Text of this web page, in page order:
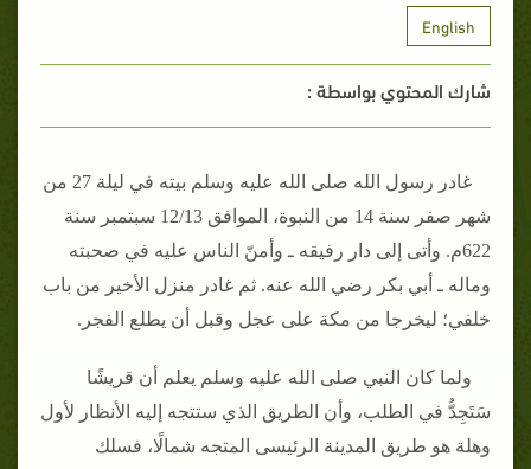
English
شارك المحتوي بواسطة :
غادر رسول الله صلى الله عليه وسلم بيته في ليلة 27 من
شهر صفر سنة 14 من النبوة، الموافق 12/13 سبتمبر سنة
622م‏.‏ وأتى إلى دار رفيقه ـ وأمنّ الناس عليه في صحبته
وماله ـ أبي بكر رضي الله عنه‏.‏ ثم غادر منزل الأخير من باب
خلفي؛ ليخرجا من مكة على عجل وقبل أن يطلع الفجر‏.‏
ولما كان النبي صلى الله عليه وسلم يعلم أن قريشًا
سَتَجِدُّ في الطلب، وأن الطريق الذي ستتجه إليه الأنظار لأول
وهلة هو طريق المدينة الرئيسى المتجه شمالًا، فسلك